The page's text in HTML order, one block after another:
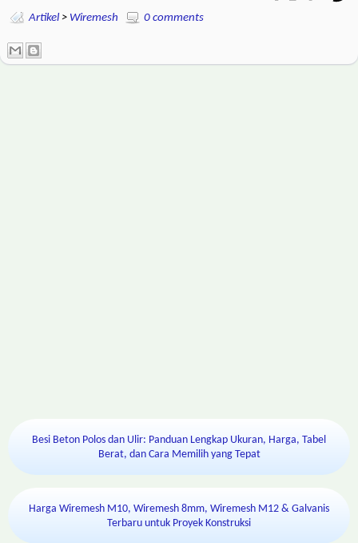
Artikel > Wiremesh 0 comments
Besi Beton Polos dan Ulir: Panduan Lengkap Ukuran, Harga, Tabel
Berat, dan Cara Memilih yang Tepat
Harga Wiremesh M10, Wiremesh 8mm, Wiremesh M12 & Galvanis
Terbaru untuk Proyek Konstruksi